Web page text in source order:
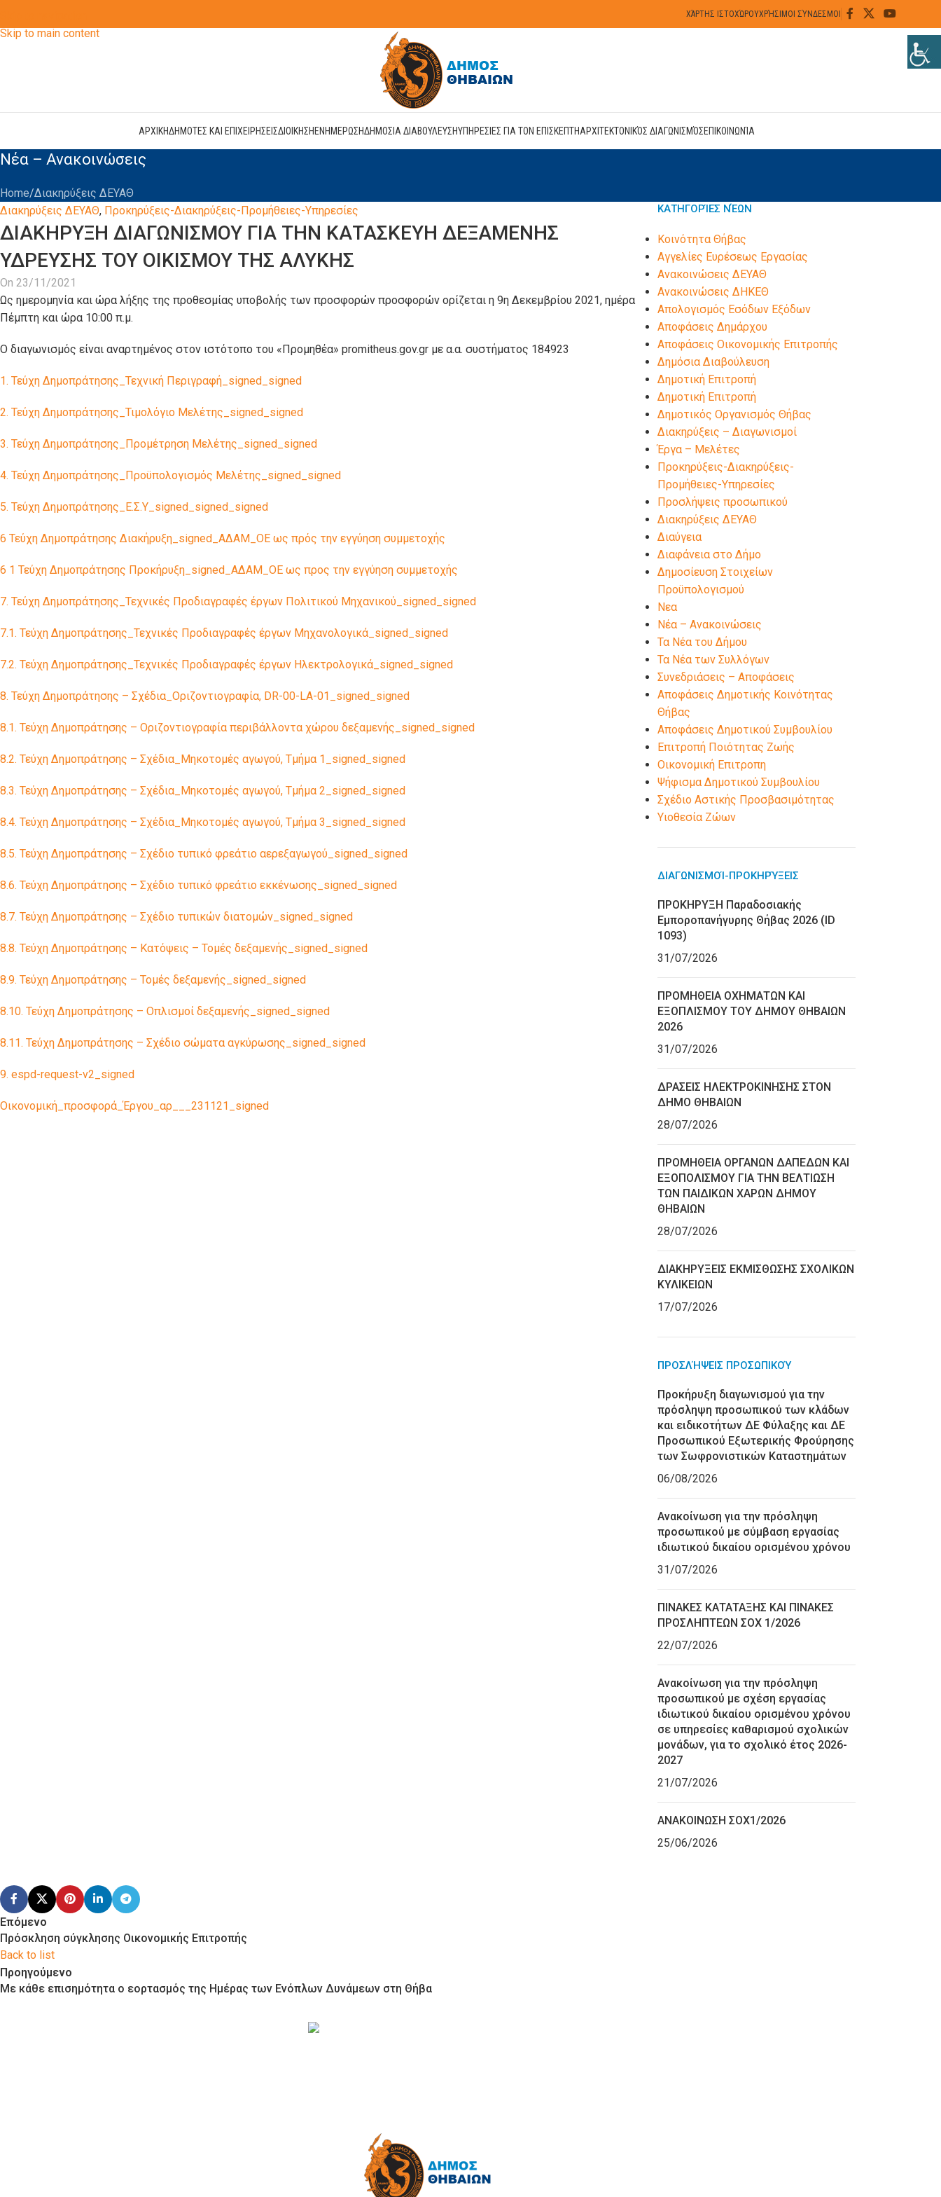
Skip to main content
ΧΆΡΤΗΣ ΙΣΤΟΧΏΡΟΥΧΡΉΣΙΜΟΙ ΣΎΝΔΕΣΜΟΙ
ΑΡΧΙΚΗΔΗΜΟΤΕΣ ΚΑΙ ΕΠΙΧΕΙΡΗΣΕΙΣΔΙΟΙΚΗΣΗΕΝΗΜΕΡΩΣΗΔΗΜΟΣΙΑ ΔΙΑΒΟΥΛΕΥΣΗΥΠΗΡΕΣΙΕΣ ΓΙΑ ΤΟΝ ΕΠΙΣΚΕΠΤΗΑΡΧΙΤΕΚΤΟΝΙΚΌΣ ΔΙΑΓΩΝΙΣΜΌΣΕΠΙΚΟΙΝΩΝΊΑ
Νέα – Ανακοινώσεις
Home Διακηρύξεις ΔΕΥΑΘ
Διακηρύξεις ΔΕΥΑΘ, Προκηρύξεις-Διακηρύξεις-Προμήθειες-Υπηρεσίες
ΔΙΑΚΗΡΥΞΗ ΔΙΑΓΩΝΙΣΜΟΥ ΓΙΑ ΤΗΝ ΚΑΤΑΣΚΕΥΗ ΔΕΞΑΜΕΝΗΣ
ΥΔΡΕΥΣΗΣ ΤΟΥ ΟΙΚΙΣΜΟΥ ΤΗΣ ΑΛΥΚΗΣ
On 23/11/2021
Ως ημερομηνία και ώρα λήξης της προθεσμίας υποβολής των προσφορών προσφορών ορίζεται η 9η Δεκεμβρίου 2021, ημέρα
Πέμπτη και ώρα 10:00 π.μ.
Ο διαγωνισμός είναι αναρτημένος στον ιστότοπο του «Προμηθέα» promitheus.gov.gr με α.α. συστήματος 184923
1. Τεύχη Δημοπράτησης_Τεχνική Περιγραφή_signed_signed
2. Τεύχη Δημοπράτησης_Τιμολόγιο Μελέτης_signed_signed
3. Τεύχη Δημοπράτησης_Προμέτρηση Μελέτης_signed_signed
4. Τεύχη Δημοπράτησης_Προϋπολογισμός Μελέτης_signed_signed
5. Τεύχη Δημοπράτησης_Ε.Σ.Υ_signed_signed_signed
6 Τεύχη Δημοπράτησης Διακήρυξη_signed_ΑΔΑΜ_ΟΕ ως πρός την εγγύηση συμμετοχής
6 1 Τεύχη Δημοπράτησης Προκήρυξη_signed_ΑΔΑΜ_ΟΕ ως πρoς την εγγύηση συμμετοχής
7. Τεύχη Δημοπράτησης_Τεχνικές Προδιαγραφές έργων Πολιτικού Μηχανικού_signed_signed
7.1. Τεύχη Δημοπράτησης_Τεχνικές Προδιαγραφές έργων Μηχανολογικά_signed_signed
7.2. Τεύχη Δημοπράτησης_Τεχνικές Προδιαγραφές έργων Ηλεκτρολογικά_signed_signed
8. Τεύχη Δημοπράτησης – Σχέδια_Οριζοντιογραφία, DR-00-LA-01_signed_signed
8.1. Τεύχη Δημοπράτησης – Οριζοντιογραφία περιβάλλοντα χώρου δεξαμενής_signed_signed
8.2. Τεύχη Δημοπράτησης – Σχέδια_Μηκοτομές αγωγού, Τμήμα 1_signed_signed
8.3. Τεύχη Δημοπράτησης – Σχέδια_Μηκοτομές αγωγού, Τμήμα 2_signed_signed
8.4. Τεύχη Δημοπράτησης – Σχέδια_Μηκοτομές αγωγού, Τμήμα 3_signed_signed
8.5. Τεύχη Δημοπράτησης – Σχέδιο τυπικό φρεάτιο αερεξαγωγού_signed_signed
8.6. Τεύχη Δημοπράτησης – Σχέδιο τυπικό φρεάτιο εκκένωσης_signed_signed
8.7. Τεύχη Δημοπράτησης – Σχέδιο τυπικών διατομών_signed_signed
8.8. Τεύχη Δημοπράτησης – Κατόψεις – Τομές δεξαμενής_signed_signed
8.9. Τεύχη Δημοπράτησης – Τομές δεξαμενής_signed_signed
8.10. Τεύχη Δημοπράτησης – Οπλισμοί δεξαμενής_signed_signed
8.11. Τεύχη Δημοπράτησης – Σχέδιο σώματα αγκύρωσης_signed_signed
9. espd-request-v2_signed
Οικονομική_προσφορά_Έργου_αρ___231121_signed
Επόμενο
Πρόσκληση σύγκλησης Οικονομικής Επιτροπής
Back to list
Προηγούμενο
Με κάθε επισημότητα ο εορτασμός της Ημέρας των Ενόπλων Δυνάμεων στη Θήβα
ΚΑΤΗΓΟΡΊΕΣ ΝΈΩΝ
Kοινότητα Θήβας
Αγγελίες Ευρέσεως Εργασίας
Ανακοινώσεις ΔΕΥΑΘ
Ανακοινώσεις ΔΗΚΕΘ
Απολογισμός Εσόδων Εξόδων
Αποφάσεις Δημάρχου
Αποφάσεις Οικονομικής Επιτροπής
Δημόσια Διαβούλευση
Δημοτική Επιτροπή
Δημοτική Επιτροπή
Δημοτικός Οργανισμός Θήβας
Διακηρύξεις – Διαγωνισμοί
Έργα – Μελέτες
Προκηρύξεις-Διακηρύξεις-
Προμήθειες-Υπηρεσίες
Προσλήψεις προσωπικού
Διακηρύξεις ΔΕΥΑΘ
Διαύγεια
Διαφάνεια στο Δήμο
Δημοσίευση Στοιχείων
Προϋπολογισμού
Νεα
Νέα – Ανακοινώσεις
Τα Νέα του Δήμου
Τα Νέα των Συλλόγων
Συνεδριάσεις – Αποφάσεις
Αποφάσεις Δημοτικής Κοινότητας
Θήβας
Αποφάσεις Δημοτικού Συμβουλίου
Επιτροπή Ποιότητας Ζωής
Οικονομική Επιτροπη
Ψήφισμα Δημοτικού Συμβουλίου
Σχέδιο Αστικής Προσβασιμότητας
Υιοθεσία Ζώων
ΔΙΑΓΩΝΙΣΜΟΊ-ΠΡΟΚΗΡΎΞΕΙΣ
ΠΡΟΚΗΡΥΞΗ Παραδοσιακής
Εμποροπανήγυρης Θήβας 2026 (ID
1093)
31/07/2026
ΠΡΟΜΗΘΕΙΑ ΟΧΗΜΑΤΩΝ ΚΑΙ
ΕΞΟΠΛΙΣΜΟΥ ΤΟΥ ΔΗΜΟΥ ΘΗΒΑΙΩΝ
2026
31/07/2026
ΔΡΑΣΕΙΣ ΗΛΕΚΤΡΟΚΙΝΗΣΗΣ ΣΤΟΝ
ΔΗΜΟ ΘΗΒΑΙΩΝ
28/07/2026
ΠΡΟΜΗΘΕΙΑ ΟΡΓΑΝΩΝ ΔΑΠΕΔΩΝ ΚΑΙ
ΕΞΟΠΟΛΙΣΜΟΥ ΓΙΑ ΤΗΝ ΒΕΛΤΙΩΣΗ
ΤΩΝ ΠΑΙΔΙΚΩΝ ΧΑΡΩΝ ΔΗΜΟΥ
ΘΗΒΑΙΩΝ
28/07/2026
ΔΙΑΚΗΡΥΞΕΙΣ ΕΚΜΙΣΘΩΣΗΣ ΣΧΟΛΙΚΩΝ
ΚΥΛΙΚΕΙΩΝ
17/07/2026
ΠΡΟΣΛΉΨΕΙΣ ΠΡΟΣΩΠΙΚΟΎ
Προκήρυξη διαγωνισμού για την
πρόσληψη προσωπικού των κλάδων
και ειδικοτήτων ΔΕ Φύλαξης και ΔΕ
Προσωπικού Εξωτερικής Φρούρησης
των Σωφρονιστικών Καταστημάτων
06/08/2026
Ανακοίνωση για την πρόσληψη
προσωπικού με σύμβαση εργασίας
ιδιωτικού δικαίου ορισμένου χρόνου
31/07/2026
ΠΙΝΑΚΕΣ ΚΑΤΑΤΑΞΗΣ ΚΑΙ ΠΙΝΑΚΕΣ
ΠΡΟΣΛΗΠΤΕΩΝ ΣΟΧ 1/2026
22/07/2026
Ανακοίνωση για την πρόσληψη
προσωπικού με σχέση εργασίας
ιδιωτικού δικαίου ορισμένου χρόνου
σε υπηρεσίες καθαρισμού σχολικών
μονάδων, για το σχολικό έτος 2026-
2027
21/07/2026
ΑΝΑΚΟΙΝΩΣΗ ΣΟΧ1/2026
25/06/2026